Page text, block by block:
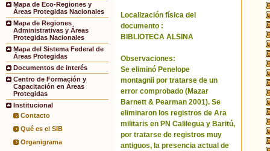
Mapa de Eco-Regiones y
Áreas Protegidas Nacionales
Mapa de Regiones
Administrativas y Áreas
Protegidas Nacionales
Mapa del Sistema Federal de
Áreas Protegidas
Documentos de interés
Centro de Formación y
Capacitación en Áreas
Protegidas
Institucional
Contacto
Qué es el SIB
Organigrama
Localización física del
documento :
BIBLIOTECA ALSINA
Observaciones:
Se eliminó Penelope
montagnii por tratarse de un
error comprobado (Mazar
Barnett & Pearman 2001). Se
eliminaron los registros de Ara
militaris en PN Calilegua y Baritú,
por tratarse de registros muy
antiguos, la presencia actual de